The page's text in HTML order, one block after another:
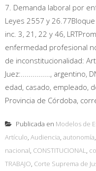
7. Demanda laboral por
Leyes 2557 y
inc. 3, 21, 22 y 46,
enfermedad profesional
de inconstitucionalidad:
Juez:..............., argentino,
edad, casado, empleado,
Provincia de Córdoba,
Publicada en Modelos de
Artículo, Audiencia, autonomía,
nacional, CONSTITUCIONAL,
TRABAJO, Corte Suprema de